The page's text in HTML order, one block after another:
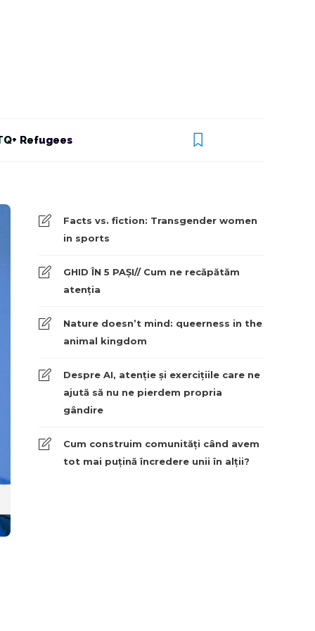
Refugees
Facts vs. fiction: Transgender women
in sports
GHID ÎN 5 PAȘI// Cum ne recăpătăm
atenția
Nature doesn’t mind: queerness in the
animal kingdom
Despre AI, atenție și exercițiile care ne
ajută să nu ne pierdem propria
gândire
Cum construim comunități când avem
tot mai puțină încredere unii în alții?